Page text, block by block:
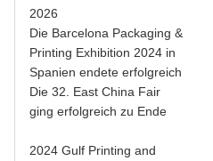
2026
Die Barcelona Packaging &
Printing Exhibition 2024 in
Spanien endete erfolgreich
Die 32. East China Fair
ging erfolgreich zu Ende
2024 Gulf Printing and